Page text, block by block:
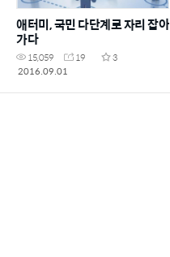
애터미, 국민 다단계로 자리 잡아
가다
15,059 19
3
2016.09.01